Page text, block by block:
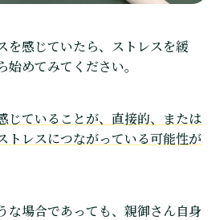
を感じていたら、ストレスを緩
めてみてください。
じていることが、直接的、または
トレスにつながっている可能性が
な場合であっても、親御さん自身